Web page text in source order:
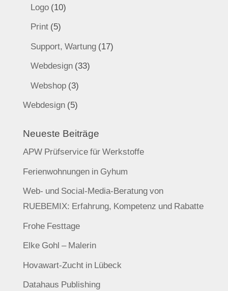
Logo(10)
Print(5)
Support, Wartung(17)
Webdesign(33)
Webshop(3)
Webdesign(5)
Neueste Beiträge
APW Prüfservice für Werkstoffe
Ferienwohnungen in Gyhum
Web- und Social-Media-Beratung von
RUEBEMIX: Erfahrung, Kompetenz und Rabatte
Frohe Festtage
Elke Gohl – Malerin
Hovawart-Zucht in Lübeck
Datahaus Publishing